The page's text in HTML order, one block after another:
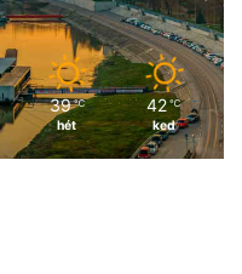
39 ℃
hét
42 ℃
ked